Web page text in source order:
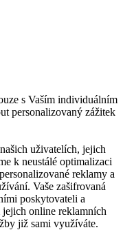
s Vaším individuálním
personalizovaný zážitek
uživatelích, jejich
k neustálé optimalizaci
reklamy a
Vaše zašifrovaná
poskytovateli a
online reklamních
již sami využíváte.